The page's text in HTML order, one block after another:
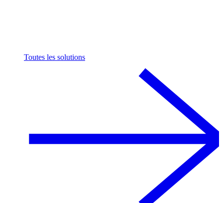
Toutes les solutions